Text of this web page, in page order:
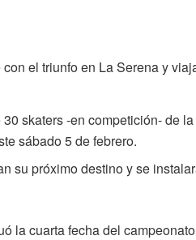
el triunfo en La Serena y
skaters -en competición- de
sábado 5 de febrero.
su próximo destino y se
la cuarta fecha del